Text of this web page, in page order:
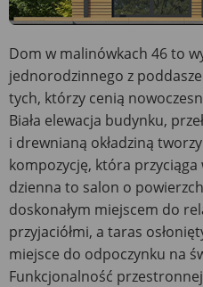
Dom w malinówkach 46 to
jednorodzinnego z
tych, którzy cenią
Biała elewacja budynku,
i drewnianą okładziną
kompozycję, która przyciąga
dzienna to salon o
doskonałym miejscem do
przyjaciółmi, a taras
miejsce do odpoczynku na
Funkcjonalność